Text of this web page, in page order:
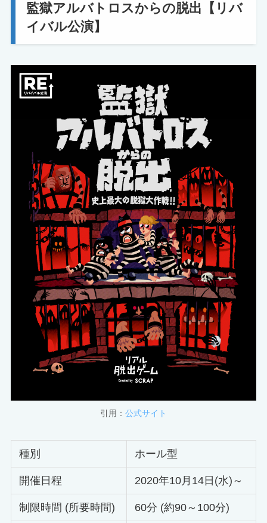
監獄アルバトロスからの脱出【リバ
イバル公演】
引用： 公式サイト
種別 ホール型
開催日程 2020年10月14日(水)～
制限時間 (所要時間) 60分 (約90～100分)